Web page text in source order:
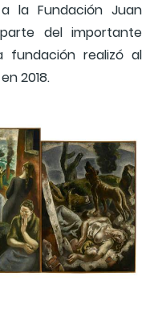
la Fundación Juan
del importante
fundación realizó al
2018.